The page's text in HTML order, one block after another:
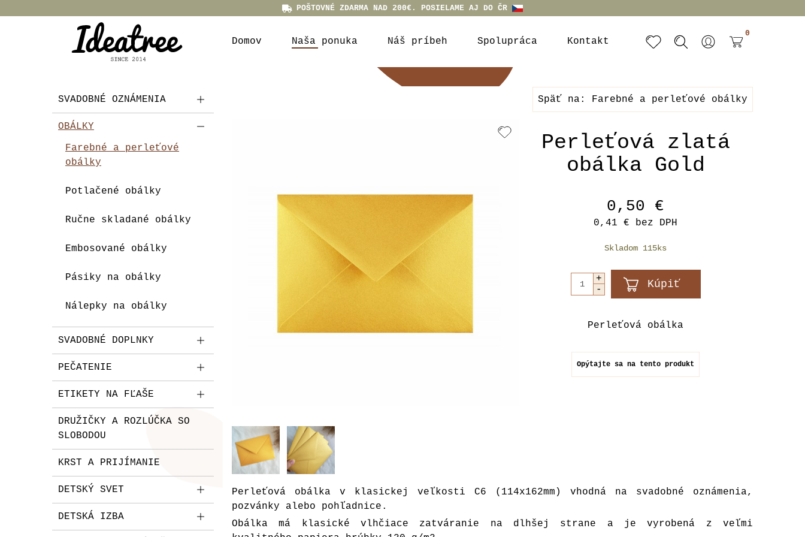
POŠTOVNÉ ZDARMA NAD 200€. POSIELAME AJ DO ČR
Domov Naša ponuka Náš príbeh Spolupráca Kontakt
0
SVADOBNÉ OZNÁMENIA
OBÁLKY
Farebné a perleťové
obálky
Potlačené obálky
Ručne skladané obálky
Embosované obálky
Pásiky na obálky
Nálepky na obálky
SVADOBNÉ DOPLNKY
PEČATENIE
ETIKETY NA FĽAŠE
DRUŽIČKY A ROZLÚČKA SO
SLOBODOU
KRST A PRIJÍMANIE
DETSKÝ SVET
DETSKÁ IZBA
Späť na: Farebné a perleťové obálky
Perleťová zlatá
obálka Gold
0,50 €
0,41 € bez DPH
Skladom 115ks
Perleťová obálka
Opýtajte sa na tento produkt
Perleťová obálka v klasickej veľkosti C6 (114x162mm) vhodná na svadobné oznámenia,
pozvánky alebo pohľadnice.
Obálka má klasické vlhčiace zatváranie na dlhšej strane a je vyrobená z veľmi